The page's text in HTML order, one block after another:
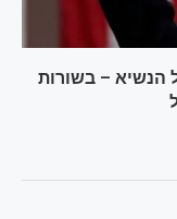
הנשיא – בשורות